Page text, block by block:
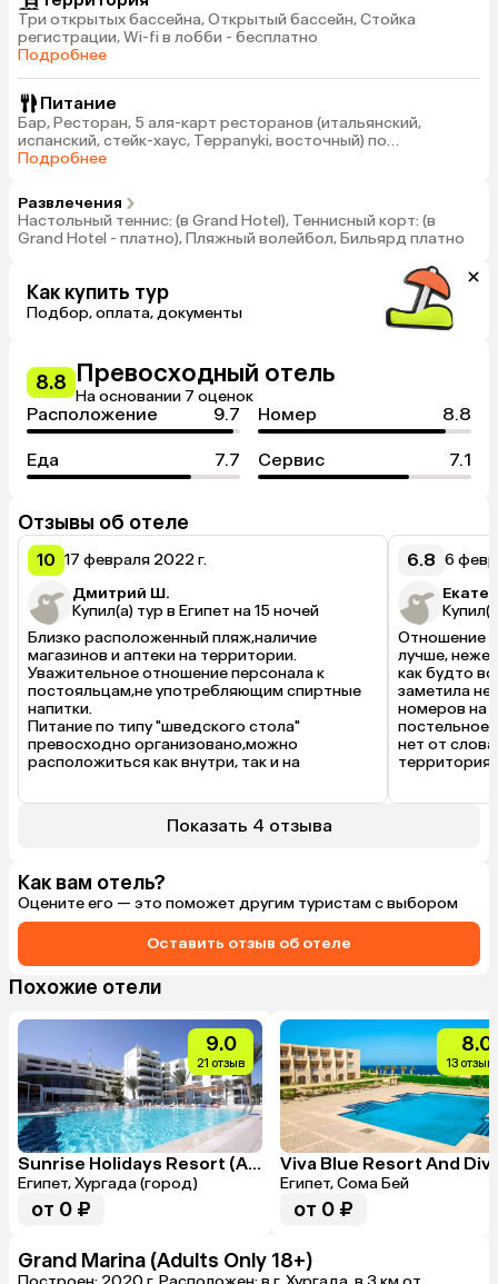
Три открытых бассейна, Открытый бассейн, Стойка
регистрации, Wi-fi в лобби - бесплатно
Подробнее
Питание
Бар, Ресторан, 5 аля-карт ресторанов (итальянский,
испанский, стейк-хаус, Teppanyki, восточный) по
предварительной записи без ограничений
Подробнее
Развлечения
Настольный теннис: (в Grand Hotel), Теннисный корт: (в
Grand Hotel - платно), Пляжный волейбол, Бильярд платно
Как купить тур
Подбор, оплата, документы
8.8 Превосходный отель
На основании 7 оценок
Расположение 9.7 Номер 8.8
Еда 7.7 Сервис 7.1
Отзывы об отеле
10 17 февраля 2022 г.
Дмитрий Ш.
Купил(а) тур в Египет на 15 ночей
Близко расположенный пляж,наличие
магазинов и аптеки на территории.
Уважительное отношение персонала к
постояльцам,не употребляющим спиртные
напитки.
Питание по типу "шведского стола"
превосходно организовано,можно
расположиться как внутри, так и на
феврале стимулирует
к плаванию в море.
6.8 6
Отношение
лучше,
как будто
заметила не
номеров на
постельное
нет от
территория
Показать 4 отзыва
Как вам отель?
Оцените его — это поможет другим туристам с выбором
Оставить отзыв об отеле
Похожие отели
9.0
21 отзыв
Sunrise Holidays Resort (Adults Only 16+)
Египет, Хургада (город)
от 0 ₽
8.0
13
Египет, Сома Бей
от 0 ₽
Grand Marina (Adults Only 18+)